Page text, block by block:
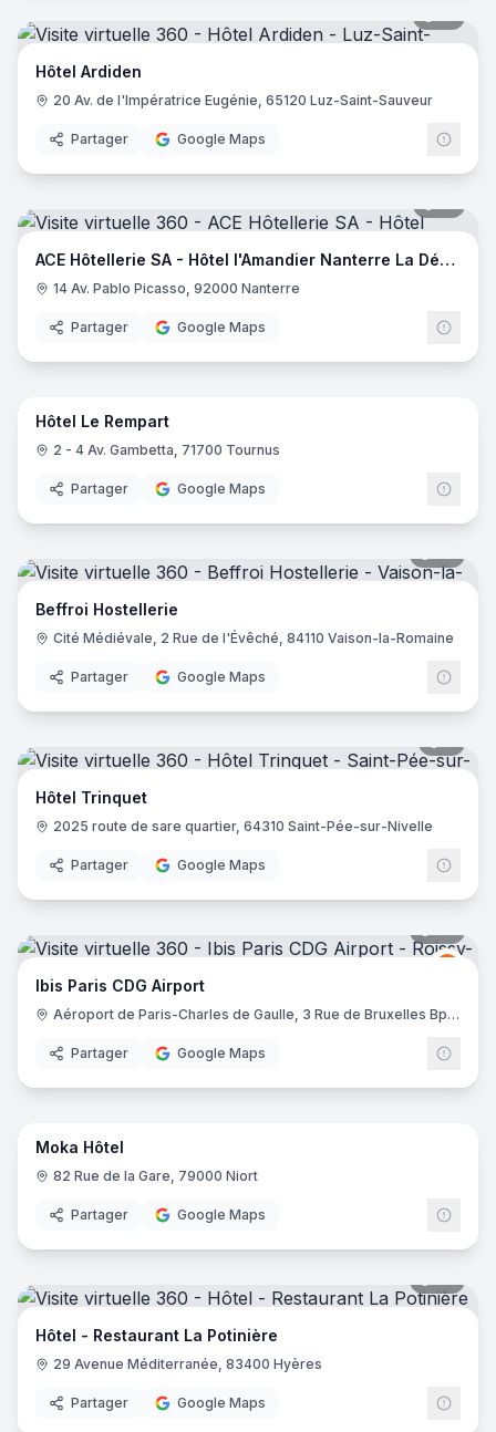
Hôtel Ardiden
20 Av. de l'Impératrice Eugénie, 65120 Luz-Saint-Sauveur
Partager Google Maps
ACE Hôtellerie SA - Hôtel l'Amandier Nanterre La Défense
14 Av. Pablo Picasso, 92000 Nanterre
Partager Google Maps
42
Hôtel Le Rempart
2 - 4 Av. Gambetta, 71700 Tournus
Partager Google Maps
Beffroi Hostellerie
Cité Médiévale, 2 Rue de l'Évêché, 84110 Vaison-la-Romaine
Partager Google Maps
Hôtel Trinquet
2025 route de sare quartier, 64310 Saint-Pée-sur-Nivelle
Partager Google Maps
Ibis
Ibis Paris CDG Airport
Aéroport de Paris-Charles de Gaulle, 3 Rue de Bruxelles Bp 11122, 93290 Roissy-en-France
Partager Google Maps
14
Moka Hôtel
82 Rue de la Gare, 79000 Niort
Partager Google Maps
Hôtel - Restaurant La Potinière
29 Avenue Méditerranée, 83400 Hyères
Partager Google Maps